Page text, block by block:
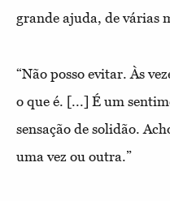
grande ajuda, de várias
“Não posso evitar. Às
o que é. [...] É um
sensação de solidão.
uma vez ou outra.”